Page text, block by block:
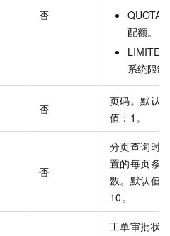
否
QUOTA
配额。
LIMITER
系统限制
否
页码。默认
值：1。
否
分页查询时
置的每页条
数。默认值
10。
工单审批状